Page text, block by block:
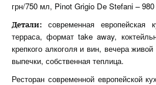
грн/750 мл, Pinot Grigio De Stefani –
Детали: современная европейская
терраса, формат take away,
крепкого алкоголя и вин, вечера
выпечки, собственная теплица.
Ресторан современной европейской